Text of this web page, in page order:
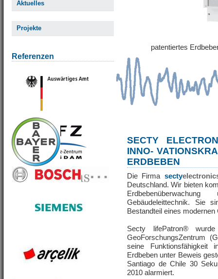
Aktuelles
Projekte
Referenzen
patentiertes
SECTY
INNO-
ERDBEBEN
Die Firma secty
Deutschland. Wir bieten
Gebäudeleittechnik. Sie
Bestandteil eines
Secty lifePatron®
GeoForschungsZentrum
seine Funktionsfähigkeit
Erdbeben unter Beweis
Santiago de Chile 30
2010 alarmiert.